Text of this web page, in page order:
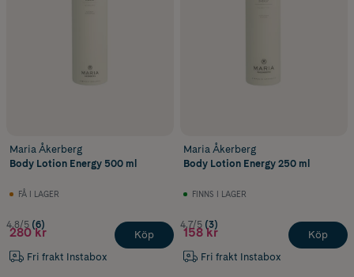
Maria Åkerberg
Body Lotion Energy 500 ml
FÅ I LAGER
4.8/5 (6)
280 kr
Fri frakt Instabox
Köp
Maria Åkerberg
Body Lotion Energy 250 ml
FINNS I LAGER
4.7/5 (3)
158 kr
Fri frakt Instabox
Köp